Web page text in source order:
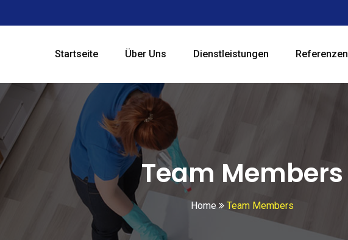
Startseite Über Uns Dienstleistungen Referenzen
Team Members
Home Team Members